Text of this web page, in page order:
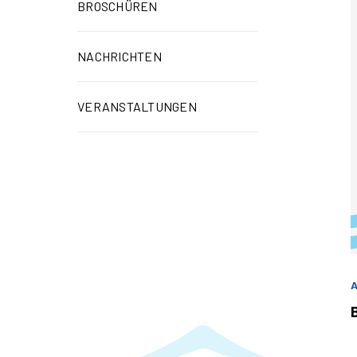
BROSCHÜREN
NACHRICHTEN
VERANSTALTUNGEN